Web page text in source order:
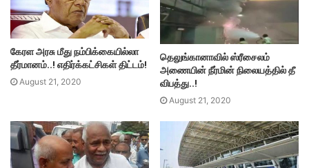
கேரள அரசு மீது நம்பிக்கையில்லா
தீர்மானம்..! எதிர்க்கட்சிகள் திட்டம்!
August 21, 2020
தெலுங்கானாவில் ஸ்ரீசைலம்
அணையின் நீர்மின் நிலையத்தில் தீ
விபத்து..!
August 21, 2020